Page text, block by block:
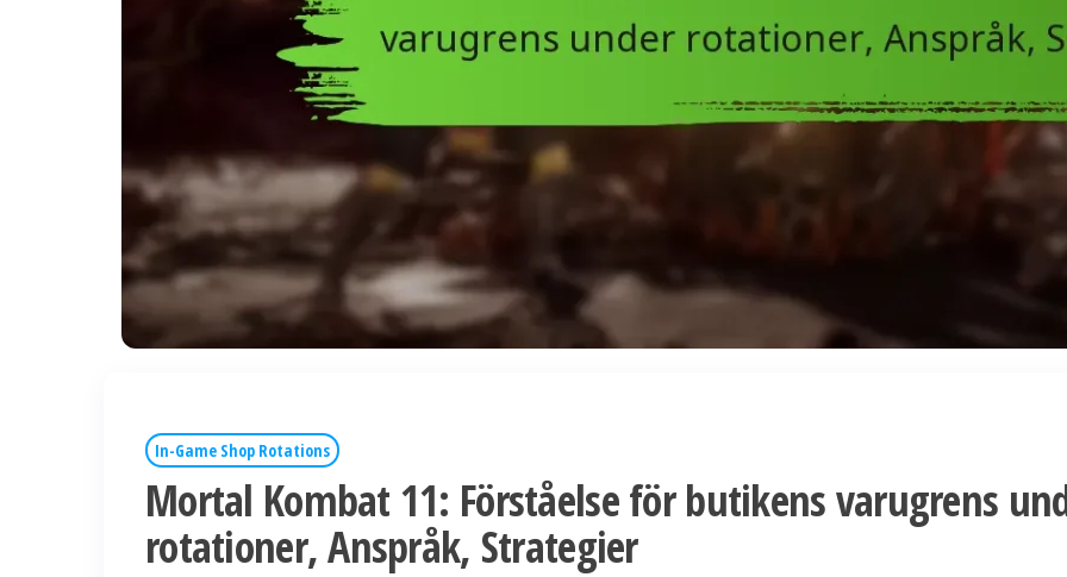
In-Game Shop Rotations
Mortal Kombat 11: Förståelse för butikens varugrens
rotationer, Anspråk, Strategier